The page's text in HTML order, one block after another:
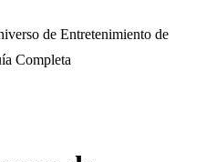
de Entretenimiento de
Completa